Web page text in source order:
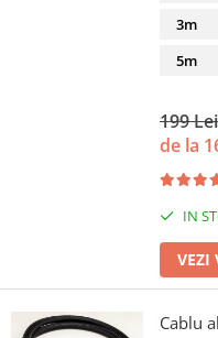
3m
5m
199 Lei
de la
IN
VEZI
Cablu